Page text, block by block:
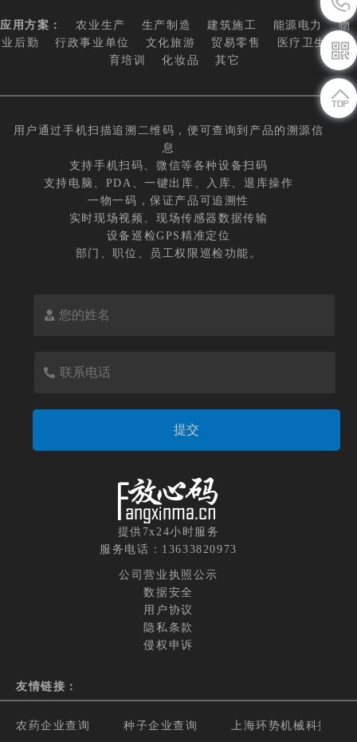
应用方案： 农业生产 生产制造 建筑施工 能源电力
物
业后勤
行政事业单位 文化旅游 贸易零售 医疗卫生
教
育培训
化妆品 其它
用户通过手机扫描追溯二维码，便可查询到产品的溯源信
息
支持手机扫码、微信等各种设备扫码
支持电脑、PDA、一键出库、入库、退库操作
一物一码，保证产品可追溯性
实时现场视频、现场传感器数据传输
设备巡检GPS精准定位
部门、职位、员工权限巡检功能。
提供7x24小时服务
服务电话：13633820973
公司营业执照公示
数据安全
用户协议
隐私条款
侵权申诉
友情链接：
农药企业查询 种子企业查询 上海环势机械科技有